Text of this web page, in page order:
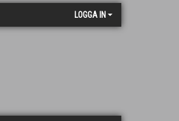
LOGGA IN